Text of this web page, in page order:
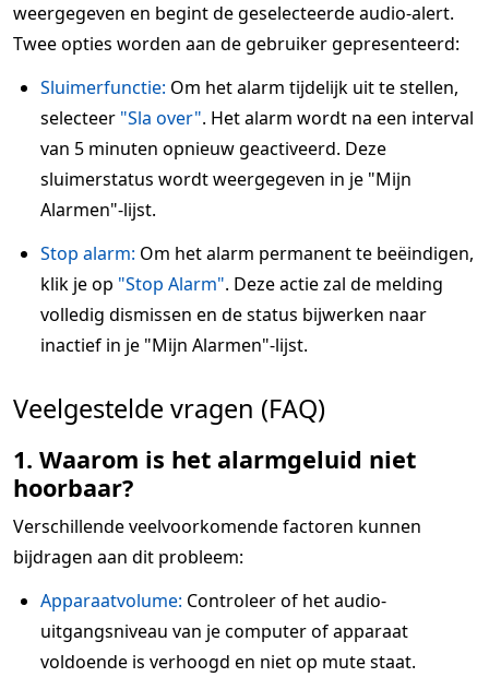
weergegeven en begint de geselecteerde audio-alert.
Twee opties worden aan de gebruiker gepresenteerd:
Sluimerfunctie: Om het alarm tijdelijk uit te stellen,
selecteer "Sla over". Het alarm wordt na een interval
van 5 minuten opnieuw geactiveerd. Deze
sluimerstatus wordt weergegeven in je "Mijn
Alarmen"-lijst.
Stop alarm: Om het alarm permanent te beëindigen,
klik je op "Stop Alarm". Deze actie zal de melding
volledig dismissen en de status bijwerken naar
inactief in je "Mijn Alarmen"-lijst.
Veelgestelde vragen (FAQ)
1. Waarom is het alarmgeluid niet
hoorbaar?
Verschillende veelvoorkomende factoren kunnen
bijdragen aan dit probleem:
Apparaatvolume: Controleer of het audio-
uitgangsniveau van je computer of apparaat
voldoende is verhoogd en niet op mute staat.